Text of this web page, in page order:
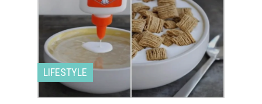
LIFESTYLE